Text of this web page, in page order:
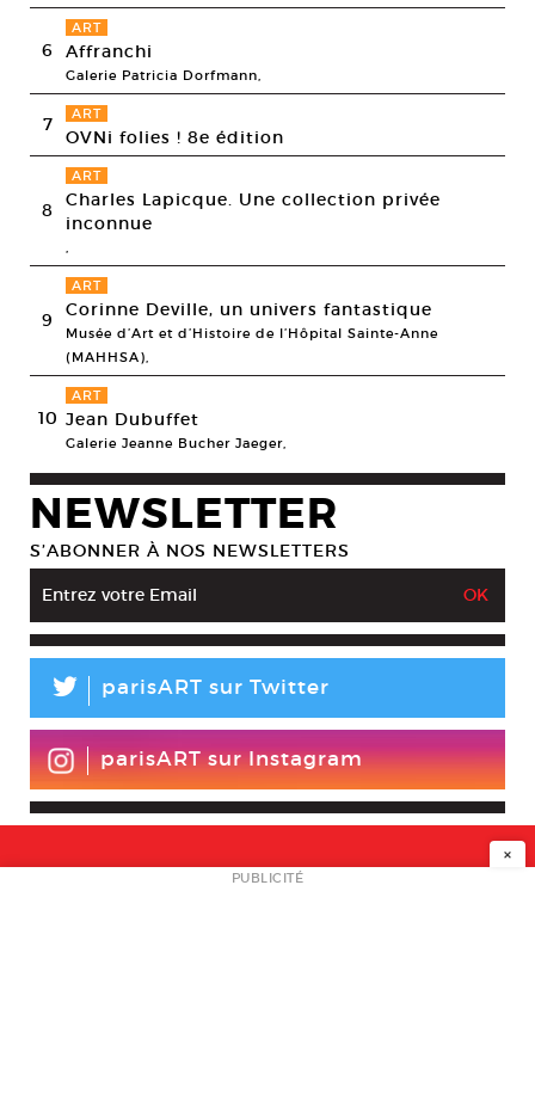
6
ART
Affranchi
Galerie Patricia Dorfmann,
7 ART
OVNi folies ! 8e édition
8
ART
Charles Lapicque. Une collection privée
inconnue
,
9
ART
Corinne Deville, un univers fantastique
Musée d’Art et d’Histoire de l’Hôpital Sainte-Anne
(MAHHSA),
10
ART
Jean Dubuffet
Galerie Jeanne Bucher Jaeger,
NEWSLETTER
S’ABONNER À NOS NEWSLETTERS
L parisART sur Twitter
parisART sur Instagram
NEWSLETTER
×
PUBLICITÉ